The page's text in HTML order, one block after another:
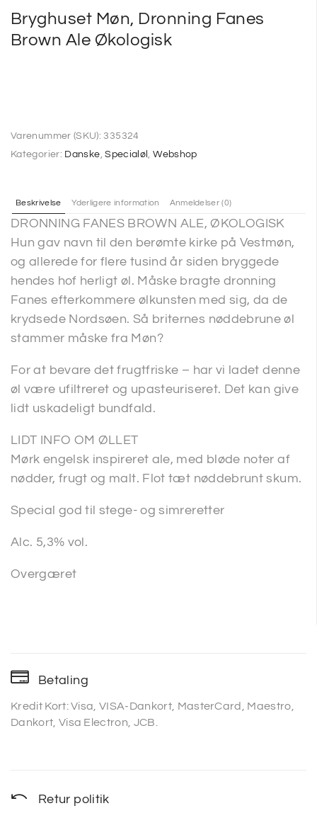
Bryghuset Møn, Dronning Fanes
Brown Ale Økologisk
Varenummer (SKU): 335324
Kategorier: Danske ,Specialøl ,Webshop
Beskrivelse Yderligere information Anmeldelser (0)
DRONNING FANES BROWN ALE, ØKOLOGISK
Hun gav navn til den berømte kirke på Vestmøn,
og allerede for flere tusind år siden bryggede
hendes hof herligt øl. Måske bragte dronning
Fanes efterkommere ølkunsten med sig, da de
krydsede Nordsøen. Så briternes nøddebrune øl
stammer måske fra Møn?
For at bevare det frugtfriske – har vi ladet denne
øl være ufiltreret og upasteuriseret. Det kan give
lidt uskadeligt bundfald.
LIDT INFO OM ØLLET
Mørk engelsk inspireret ale, med bløde noter af
nødder, frugt og malt. Flot tæt nøddebrunt skum.
Special god til stege- og simreretter
Alc. 5,3% vol.
Overgæret
Betaling
Kredit Kort: Visa, VISA-Dankort, MasterCard, Maestro,
Dankort, Visa Electron, JCB.
Retur politik